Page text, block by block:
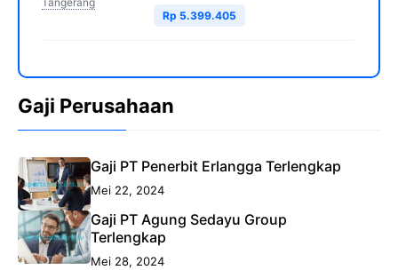
Rp 5.399.405
Gaji Perusahaan
Gaji PT Penerbit Erlangga Terlengkap
Mei 22, 2024
Gaji PT Agung Sedayu Group
Terlengkap
Mei 28, 2024